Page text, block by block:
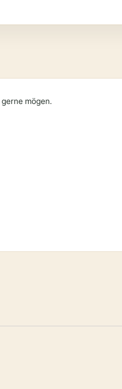
mögen.